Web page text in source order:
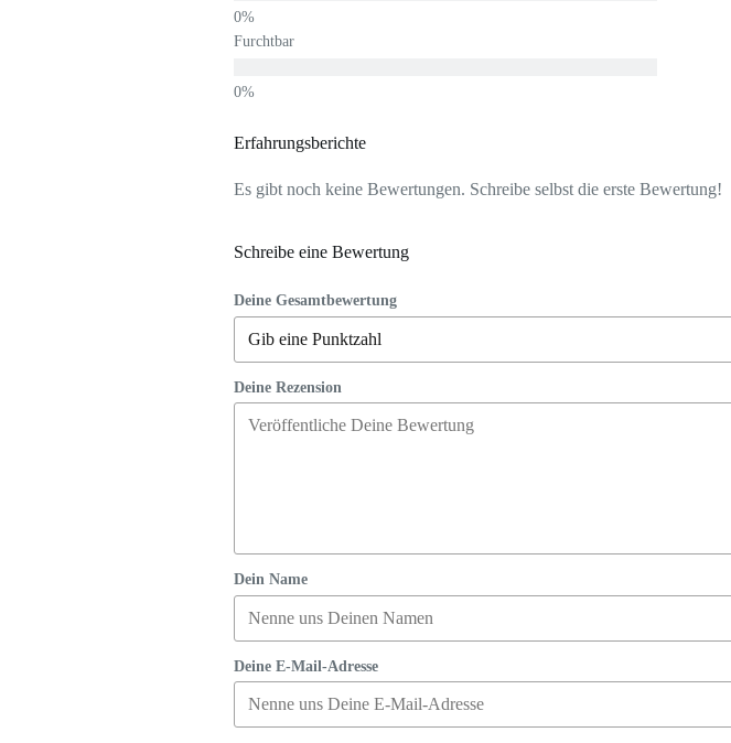
Furchtbar
Erfahrungsberichte
Es gibt noch keine Bewertungen. Schreibe selbst die erste Bewertung!
Schreibe eine Bewertung
Deine Gesamtbewertung
Deine Rezension
Dein Name
Deine E-Mail-Adresse